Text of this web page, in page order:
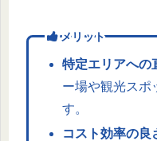
メリット
特定エリアへの
ー場や観光スポ
す。
コスト効率の良